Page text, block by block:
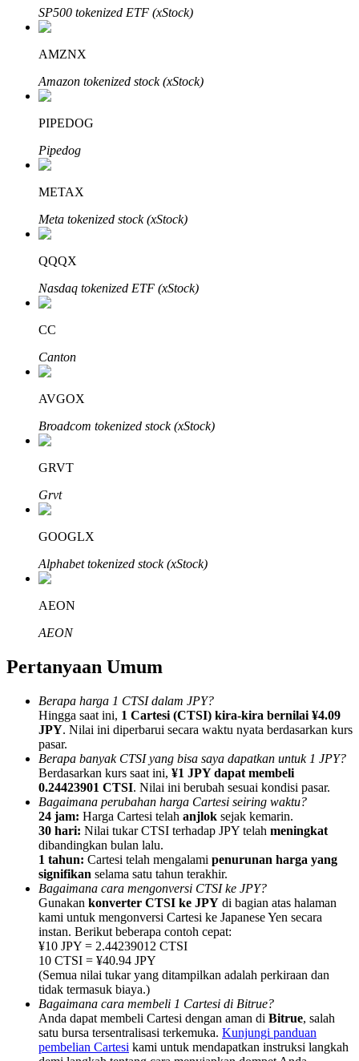
Raih keuntungan jangka panjang dan kepentingan fleksibel
Pelajari Staking
Pelajari tentang mendapatkan penghasilan pasif
Referensi
Undang teman untuk mendapatkan imbalan tunai
BTC Welcome Rewards
BTC Welcome Rewards
SP500 tokenized ETF (xStock)
AMZNX
Amazon tokenized stock (xStock)
PIPEDOG
Pipedog
METAX
Meta tokenized stock (xStock)
QQQX
Nasdaq tokenized ETF (xStock)
CC
Canton
AVGOX
Broadcom tokenized stock (xStock)
GRVT
Grvt
GOOGLX
Alphabet tokenized stock (xStock)
AEON
AEON
Pertanyaan Umum
Berapa harga 1 CTSI dalam JPY?
Hingga saat ini, 1 Cartesi (CTSI) kira-kira bernilai ¥4.09
JPY. Nilai ini diperbarui secara waktu nyata berdasarkan kurs
pasar.
Berapa banyak CTSI yang bisa saya dapatkan untuk 1 JPY?
Berdasarkan kurs saat ini, ¥1 JPY dapat membeli
0.24423901 CTSI. Nilai ini berubah sesuai kondisi pasar.
Bagaimana perubahan harga Cartesi seiring waktu?
24 jam: Harga Cartesi telah anjlok sejak kemarin.
30 hari: Nilai tukar CTSI terhadap JPY telah meningkat
dibandingkan bulan lalu.
1 tahun: Cartesi telah mengalami penurunan harga yang
signifikan selama satu tahun terakhir.
Bagaimana cara mengonversi CTSI ke JPY?
Gunakan konverter CTSI ke JPY di bagian atas halaman
kami untuk mengonversi Cartesi ke Japanese Yen secara
instan. Berikut beberapa contoh cepat:
¥10 JPY = 2.44239012 CTSI
10 CTSI = ¥40.94 JPY
(Semua nilai tukar yang ditampilkan adalah perkiraan dan
tidak termasuk biaya.)
Bagaimana cara membeli 1 Cartesi di Bitrue?
Anda dapat membeli Cartesi dengan aman di Bitrue, salah
satu bursa tersentralisasi terkemuka. Kunjungi panduan
pembelian Cartesi kami untuk mendapatkan instruksi langkah